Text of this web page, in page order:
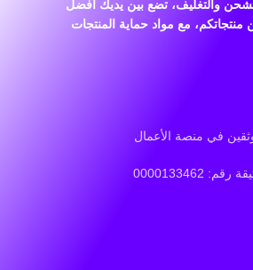
والتغليف، تضع بين يديك أفضل
منتجاتكم، مع مواد حماية المنتجات
في منصة الأعمال
رقم: 0000133462